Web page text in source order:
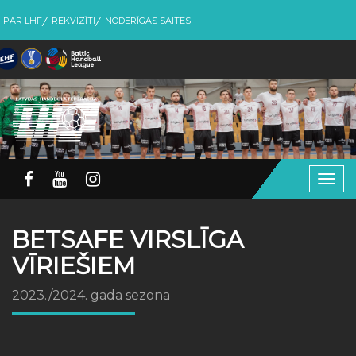
PAR LHF REKVIZĪTI NODERĪGAS SAITES
BETSAFE VIRSLĪGA
VĪRIEŠIEM
2023./2024. gada sezona